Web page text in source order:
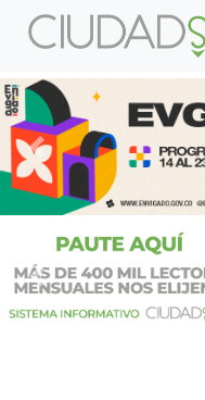
Previous
Previous